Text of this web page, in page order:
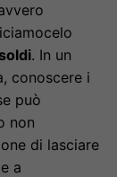
. In un
conoscere i
può
non
di lasciare
a